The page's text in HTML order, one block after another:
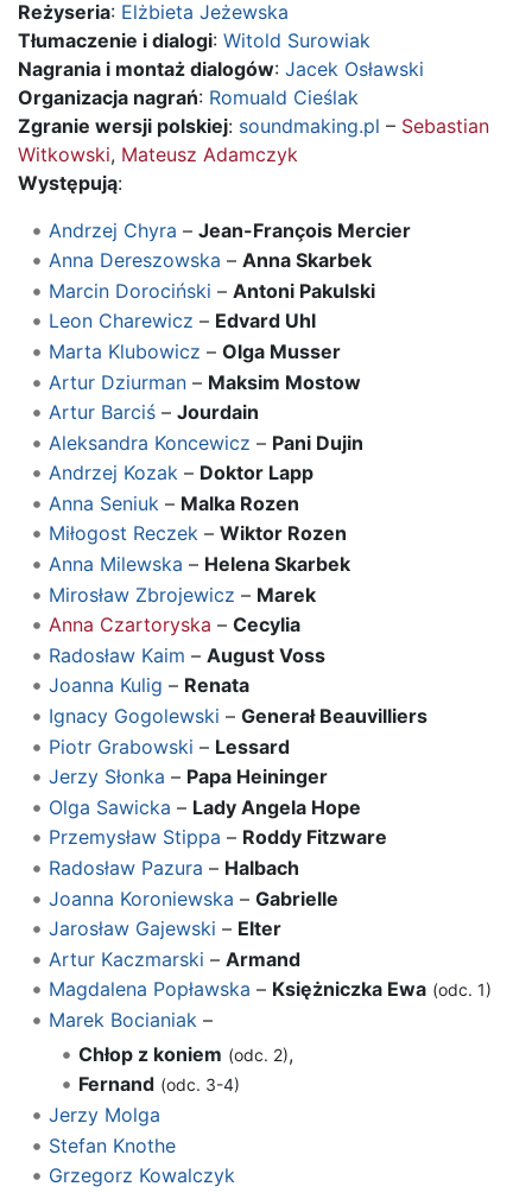
Reżyseria: Elżbieta Jeżewska
Tłumaczenie i dialogi: Witold Surowiak
Nagrania i montaż dialogów: Jacek Osławski
Organizacja nagrań: Romuald Cieślak
Zgranie wersji polskiej: soundmaking.pl – Sebastian
Witkowski, Mateusz Adamczyk
Występują:
Andrzej Chyra – Jean-François Mercier
Anna Dereszowska – Anna Skarbek
Marcin Dorociński – Antoni Pakulski
Leon Charewicz – Edvard Uhl
Marta Klubowicz – Olga Musser
Artur Dziurman– Maksim Mostow
Artur Barciś– Jourdain
Aleksandra Koncewicz – Pani Dujin
Andrzej Kozak– Doktor Lapp
Anna Seniuk – Malka Rozen
Miłogost Reczek– Wiktor Rozen
Anna Milewska – Helena Skarbek
Mirosław Zbrojewicz – Marek
Anna Czartoryska – Cecylia
Radosław Kaim – August Voss
Joanna Kulig – Renata
Ignacy Gogolewski – Generał Beauvilliers
Piotr Grabowski – Lessard
Jerzy Słonka – Papa Heininger
Olga Sawicka – Lady Angela Hope
Przemysław Stippa – Roddy Fitzware
Radosław Pazura – Halbach
Joanna Koroniewska – Gabrielle
Jarosław Gajewski – Elter
Artur Kaczmarski – Armand
Magdalena Popławska – Księżniczka Ewa (odc. 1)
Marek Bocianiak –
Chłop z koniem (odc. 2),
Fernand (odc. 3-4)
Jerzy Molga
Stefan Knothe
Grzegorz Kowalczyk